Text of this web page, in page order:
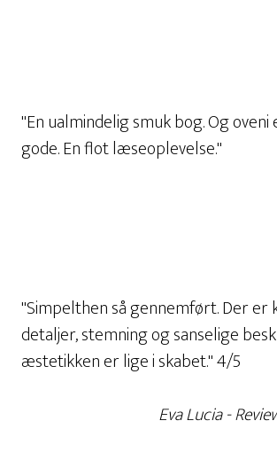
"En ualmindelig smuk bog. Og
gode. En flot læseoplevelse."
"Simpelthen så gennemført. Der
detaljer, stemning og sanselige
æstetikken er lige i skabet." 4/5
Eva Lucia -